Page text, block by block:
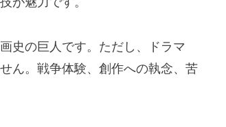
史の巨人です。ただし、ドラマ
ん。戦争体験、創作への執念、苦